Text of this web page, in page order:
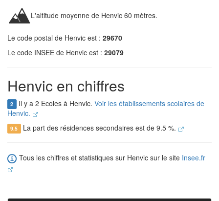
L'altitude moyenne de Henvic 60 mètres.
Le code postal de Henvic est : 29670
Le code INSEE de Henvic est : 29079
Henvic en chiffres
2 Il y a 2 Ecoles à Henvic. Voir les établissements scolaires de
Henvic.
9.5 La part des résidences secondaires est de 9.5 %.
Tous les chiffres et statistiques sur Henvic sur le site Insee.fr